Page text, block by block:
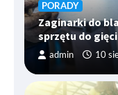
PORADY
Zaginarki do
sprzętu do
admin 10